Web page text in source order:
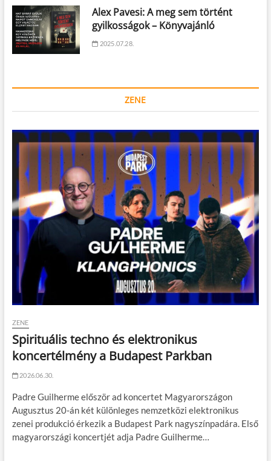
Alex Pavesi: A meg sem történt
gyilkosságok – Könyvajánló
2025.07.28.
ZENE
ZENE
Spirituális techno és elektronikus
koncertélmény a Budapest Parkban
2026.06.30.
Padre Guilherme először ad koncertet Magyarországon
Augusztus 20-án két különleges nemzetközi elektronikus
zenei produkció érkezik a Budapest Park nagyszínpadára. Első
magyarországi koncertjét adja Padre Guilherme…